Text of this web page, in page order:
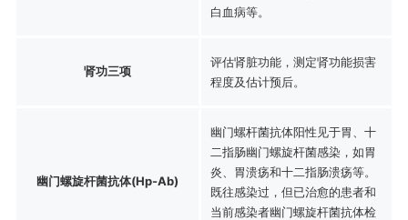
白血病等。
肾功三项
评估肾脏功能，测定肾功能损害
程度及估计预后。
幽门螺旋杆菌抗体(Hp-Ab)
幽门螺杆菌抗体阳性见于胃、十
二指肠幽门螺旋杆菌感染，如胃
炎、胃溃疡和十二指肠溃疡等。
既往感染过，但已治愈的患者和
当前感染者幽门螺旋杆菌抗体检